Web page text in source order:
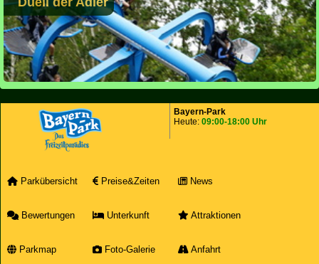
Bayern-Park
Heute: 09:00-18:00 Uhr
Parkübersicht Preise&Zeiten News
Bewertungen Unterkunft Attraktionen
Parkmap Foto-Galerie Anfahrt